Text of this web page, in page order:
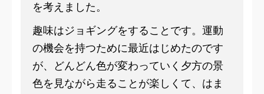
を考えました。
趣味はジョギングをすることです。運動
の機会を持つために最近はじめたのです
が、どんどん色が変わっていく夕方の景
色を見ながら走ることが楽しくて、はま